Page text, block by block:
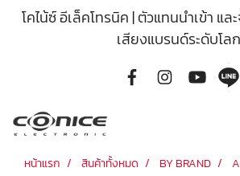
โคไน้ซ์ อีเล็คโทรนิค | ตัวแทนนำเข้า แ
เสียงแบรนด์ระดับโลก
หน้าแรก สินค้าทั้งหมด BY BRAND